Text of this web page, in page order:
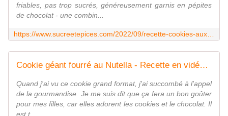
friables, pas trop sucrés, généreusement garnis en pépites
de chocolat - une combin...
Cookie géant fourré au Nutella - Recette en vidéo - www.sucreetepices.com
Quand j'ai vu ce cookie grand format, j'ai succombé à l'appel
de la gourmandise. Je me suis dit que ça fera un bon goûter
pour mes filles, car elles adorent les cookies et le chocolat. Il
est t...